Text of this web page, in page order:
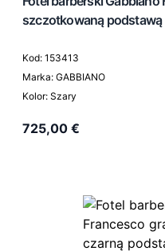
szczotkowaną podstawą
Kod: 153413
Marka: GABBIANO
Kolor: Szary
725,00 €